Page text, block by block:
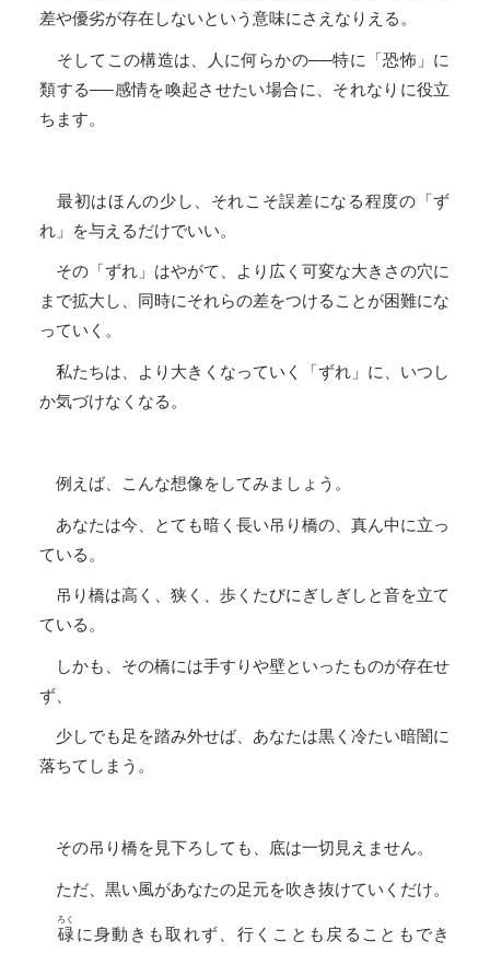
差や優劣が存在しないという意味にさえなりえる。
そしてこの構造は、人に何らかの──特に「恐怖」に
類する──感情を喚起させたい場合に、それなりに役立
ちます。
最初はほんの少し、それこそ誤差になる程度の「ず
れ」を与えるだけでいい。
その「ずれ」はやがて、より広く可変な大きさの穴に
まで拡大し、同時にそれらの差をつけることが困難にな
っていく。
私たちは、より大きくなっていく「ずれ」に、いつし
か気づけなくなる。
例えば、こんな想像をしてみましょう。
あなたは今、とても暗く長い吊り橋の、真ん中に立っ
ている。
吊り橋は高く、狭く、歩くたびにぎしぎしと音を立て
ている。
しかも、その橋には手すりや壁といったものが存在せ
ず、
少しでも足を踏み外せば、あなたは黒く冷たい暗闇に
落ちてしまう。
その吊り橋を見下ろしても、底は一切見えません。
ただ、黒い風があなたの足元を吹き抜けていくだけ。
碌
ろく
に身動きも取れず、行くことも戻ることもでき